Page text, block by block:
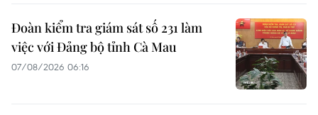
Đoàn kiểm tra giám sát số 231 làm
việc với Đảng bộ tỉnh Cà Mau
07/08/2026 06:16